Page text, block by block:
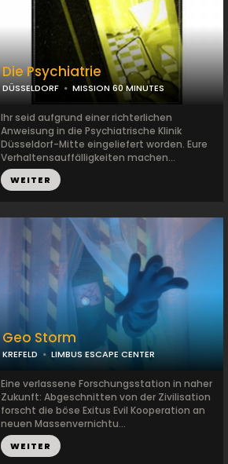
Die Psychiatrie
DÜSSELDORF MISSION 60 MINUTES
Ihr seid aufgrund einer richterlichen
Anweisung in die Psychiatrische Klinik
Düsseldorf-Mitte eingeliefert worden. Eure
Verhaltensauffälligkeiten machen...
WEITER
Geo Storm
KREFELD LIMBUS ESCAPE CENTER
Eine verlassene Forschungsstation in naher
Zukunft: Abgeschnitten von der Zivilisation
forscht die böse Exitus Evil Kooperation an
neuen Massenvernichtu...
WEITER